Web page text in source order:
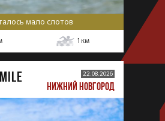
мало слотов
1 км
22.08.2026
НИЖНИЙ НОВГОРОД